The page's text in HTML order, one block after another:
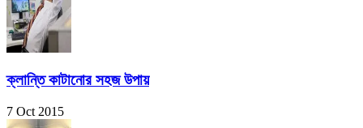
ক্লান্তি কাটানোর সহজ উপায়
7 Oct 2015